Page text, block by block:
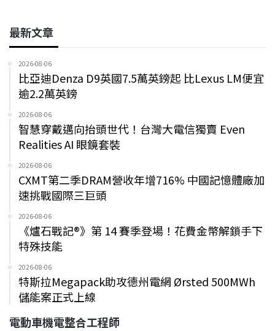
最新文章
2026-08-06
比亞迪Denza D9英國7.5萬英鎊起 比Lexus LM便宜
逾2.2萬英鎊
2026-08-06
智慧穿戴邁向抬頭世代！台灣大電信獨賣 Even
Realities AI 眼鏡套裝
2026-08-06
CXMT第二季DRAM營收年增716% 中國記憶體廠加
速挑戰國際三巨頭
2026-08-06
《爐石戰記®》第 14 賽季登場！花費金幣解鎖手下
特殊技能
2026-08-06
特斯拉Megapack助攻德州電網 Ørsted 500MWh
儲能案正式上線
電動車機電整合工程師